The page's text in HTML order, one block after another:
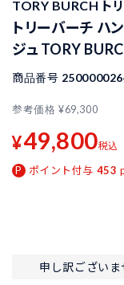
TORY BURCH ト
トリーバーチ ハ
ジュ TORY
商品番号
参考価格 ¥69,300
¥49,800税込
ポイント付与 453
申し訳ございま